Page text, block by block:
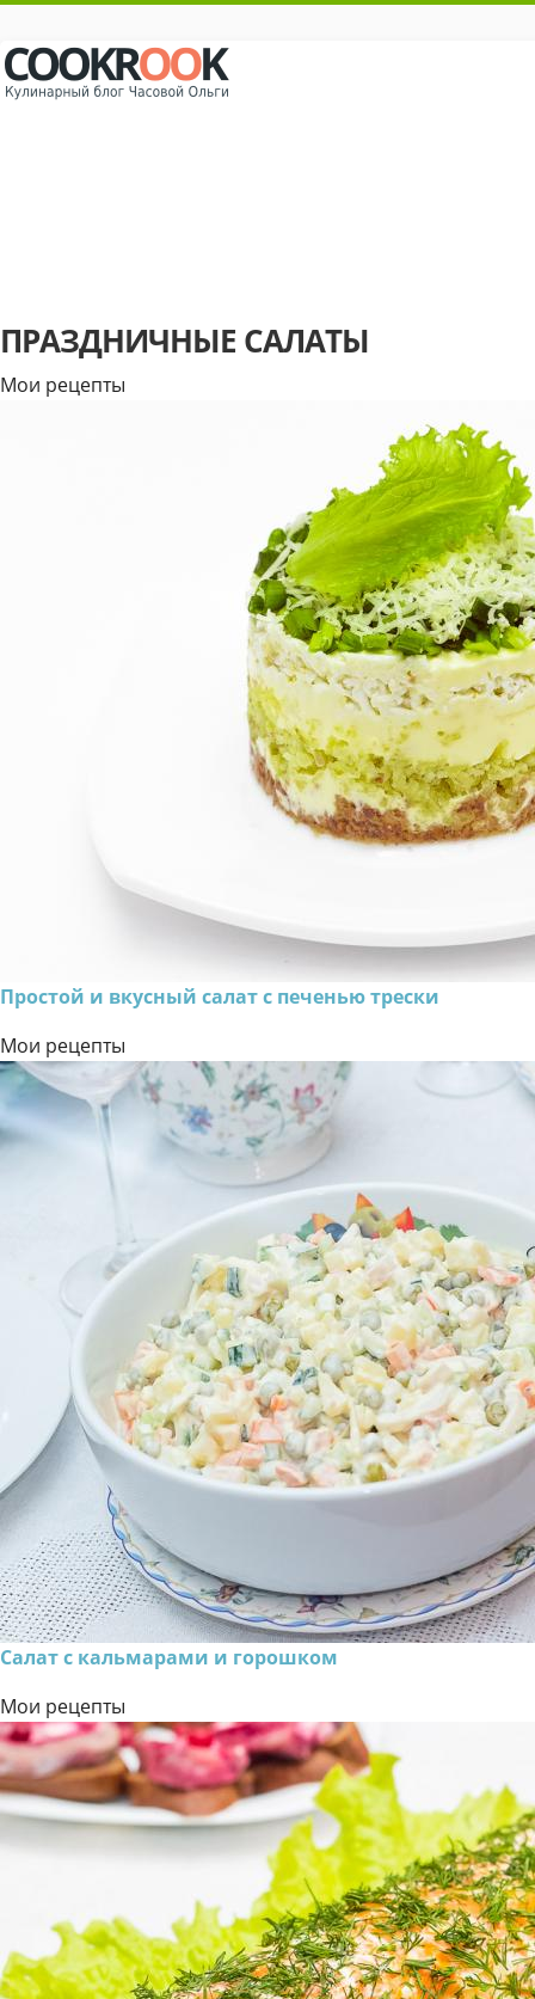
ПРАЗДНИЧНЫЕ САЛАТЫ
Мои рецепты
Простой и вкусный салат с печенью трески
Мои рецепты
Салат с кальмарами и горошком
Мои рецепты